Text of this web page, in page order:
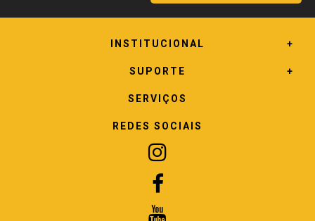
INSTITUCIONAL
SUPORTE
SERVIÇOS
REDES SOCIAIS